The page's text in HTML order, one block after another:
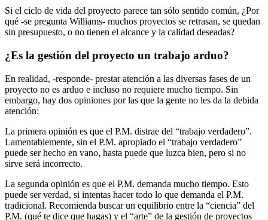
Si el ciclo de vida del proyecto parece tan sólo sentido común, ¿Por
qué -se pregunta Williams- muchos proyectos se retrasan, se quedan
sin presupuesto, o no tienen el alcance y la calidad deseadas?
¿Es la gestión del proyecto un trabajo arduo?
En realidad, -responde- prestar atención a las diversas fases de un
proyecto no es arduo e incluso no requiere mucho tiempo. Sin
embargo, hay dos opiniones por las que la gente no les da la debida
atención:
La primera opinión es que el P.M. distrae del “trabajo verdadero”.
Lamentablemente, sin el P.M. apropiado el “trabajo verdadero”
puede ser hecho en vano, hasta puede que luzca bien, pero si no
sirve será incorrecto.
La segunda opinión es que el P.M. demanda mucho tiempo. Esto
puede ser verdad, si intentas hacer todo lo que demanda el P.M.
tradicional. Recomienda buscar un equilibrio entre la “ciencia” del
P.M. (qué te dice que hagas) y el “arte” de la gestión de proyectos